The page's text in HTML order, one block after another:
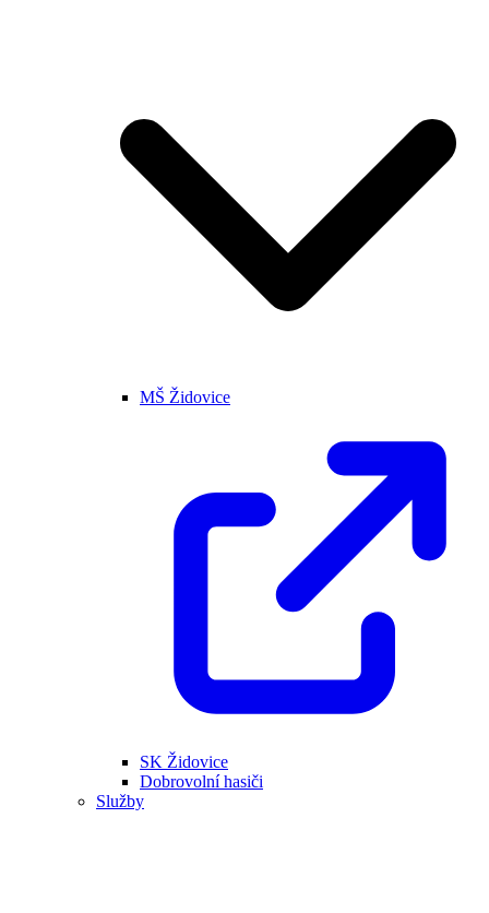
MŠ Židovice
SK Židovice
Dobrovolní hasiči
Služby